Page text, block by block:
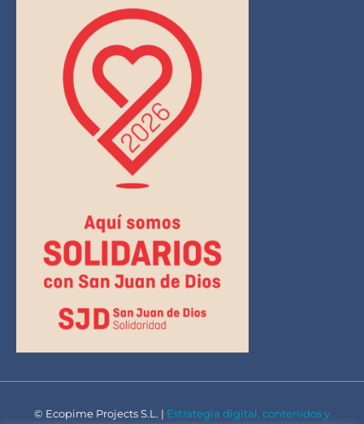
© Ecopime Projects S.L. | Estrategia digital, contenidos y